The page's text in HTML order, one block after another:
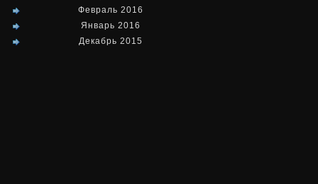
Февраль 2016
Январь 2016
Декабрь 2015